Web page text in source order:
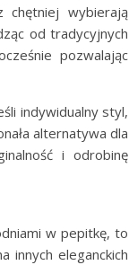
chętniej wybierają
od tradycyjnych
pozwalając
indywidualny styl,
alternatywa dla
i odrobinę
w pepitkę, to
innych eleganckich